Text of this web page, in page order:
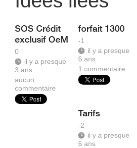
SOS Crédit
exclusif OeM
0
il y a presque
3 ans
aucun
commentaire
forfait 1300
-1
il y a presque
6 ans
1commentaire
Tarifs
-2
il y a presque
6 ans